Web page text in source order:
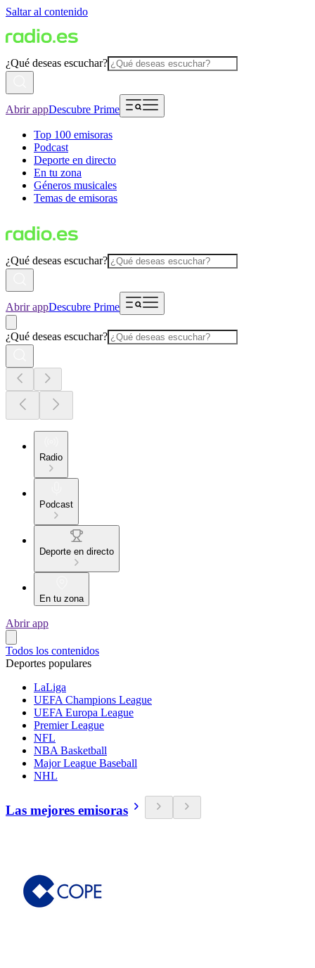
Saltar al contenido
¿Qué deseas escuchar?
Abrir appDescubre Prime
Top 100 emisoras
Podcast
Deporte en directo
En tu zona
Géneros musicales
Temas de emisoras
¿Qué deseas escuchar?
Abrir appDescubre Prime
¿Qué deseas escuchar?
Radio
Podcast
Deporte en directo
En tu zona
Abrir app
Todos los contenidos
Deportes populares
LaLiga
UEFA Champions League
UEFA Europa League
Premier League
NFL
NBA Basketball
Major League Baseball
NHL
Las mejores emisoras